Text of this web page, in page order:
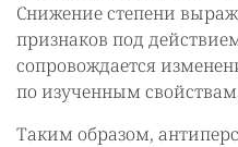
Снижение степени
признаков под
сопровождается
по изученным
Таким образом,